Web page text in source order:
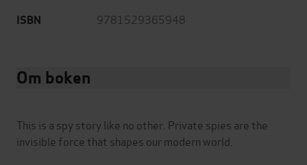
ISBN 9781529365948
Om boken
This is a spy story like no other. Private spies are the
invisible force that shapes our modern world.